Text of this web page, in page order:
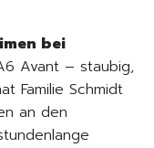
bei
Avant – staubig,
Familie Schmidt
an den